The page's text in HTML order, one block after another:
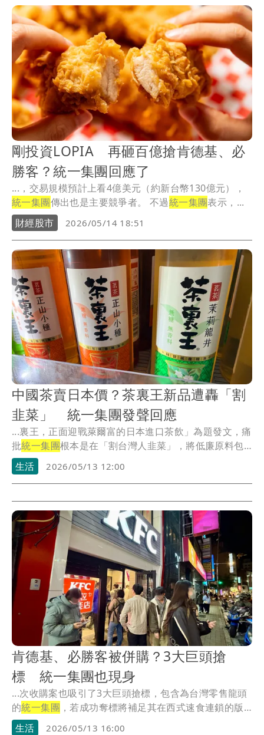
剛投資LOPIA 再砸百億搶肯德基、必
勝客？統一集團回應了
...，交易規模預計上看4億美元（約新台幣130億元），
統一集團
傳出也是主要競爭者。 不過統一集團表示，...
財經股市
2026/05/14 18:51
中國茶賣日本價？茶裏王新品遭轟「割
韭菜」 統一集團發聲回應
...裏王，正面迎戰萊爾富的日本進口茶飲」為題發文，痛
批統一集團根本是在「割台灣人韭菜」，將低廉原料包
裝成...
生活 2026/05/13 12:00
肯德基、必勝客被併購？3大巨頭搶
標 統一集團也現身
...次收購案也吸引了3大巨頭搶標，包含為台灣零售龍頭
的統一集團 ，若成功奪標將補足其在西式速食連鎖的版
圖。...
生活 2026/05/13 16:00